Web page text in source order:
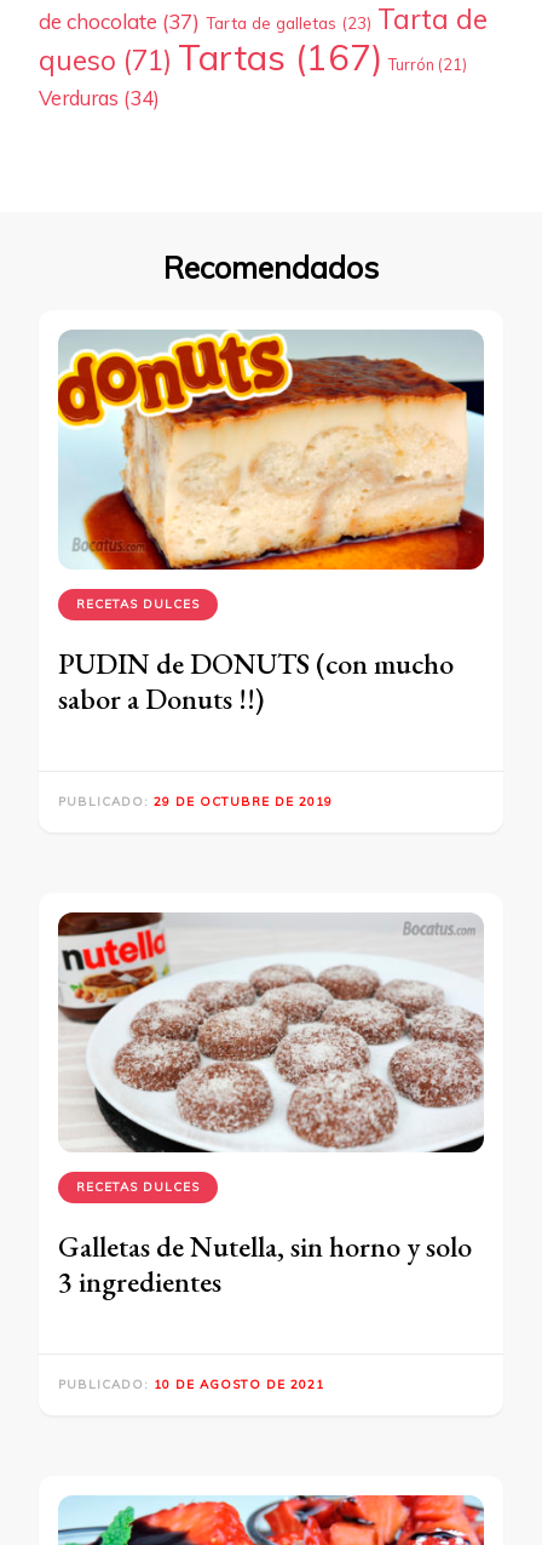
de chocolate (37) Tarta de galletas (23) Tarta de
queso (71) Tartas (167) Turrón (21)
Verduras (34)
Recomendados
RECETAS DULCES
PUDIN de DONUTS (con mucho
sabor a Donuts !!)
PUBLICADO: 29 DE OCTUBRE DE 2019
RECETAS DULCES
Galletas de Nutella, sin horno y solo
3 ingredientes
PUBLICADO: 10 DE AGOSTO DE 2021